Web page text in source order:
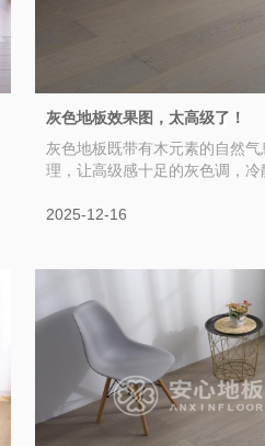
灰色地板效果图，太高级了！
灰色地板既带有木元素的自然
理，让高级感十足的灰色调，冷
2025-12-16